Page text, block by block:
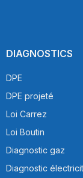
DIAGNOSTICS
DPE
DPE projeté
Loi Carrez
Loi Boutin
Diagnostic gaz
Diagnostic